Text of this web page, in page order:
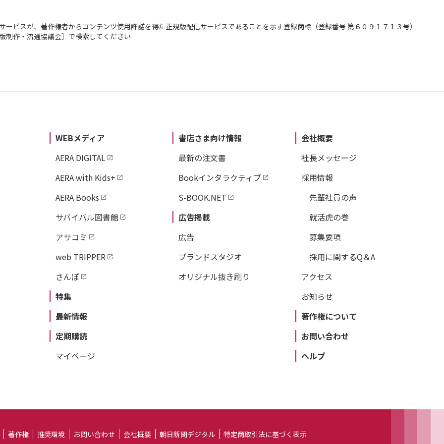
ビスが、著作権者からコンテンツ使用許諾を得た正規版配信サービスであることを示す登録商標（登録番号 第６０９１７１３号）
制作・流通協議会］で検索してください
WEBメディア
AERA DIGITAL
AERA with Kids+
AERA Books
サバイバル図書館
アサコミ
web TRIPPER
さんぽ
特集
最新情報
定期購読
マイページ
書店さま向け情報
最新の注文書
Bookインタラクティブ
S-BOOK.NET
広告掲載
広告
ブランドスタジオ
オリジナル抜き刷り
会社概要
社長メッセージ
採用情報
先輩社員の声
就活虎の巻
募集要項
採用に関するQ＆A
アクセス
お知らせ
著作権について
お問い合わせ
ヘルプ
著作権 推奨環境 お問い合わせ 会社概要 朝日新聞デジタル 特定商取引法に基づく表示